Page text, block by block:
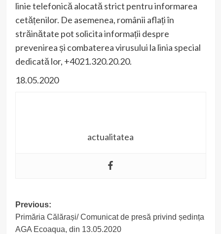
linie telefonică alocată strict pentru informarea
cetățenilor. De asemenea, românii aflați în
străinătate pot solicita informații despre
prevenirea și combaterea virusului la linia special
dedicată lor, +4021.320.20.20.
18.05.2020
actualitatea
Post
navigation
Previous:
Primăria Călărași/ Comunicat de presă privind ședința
AGA Ecoaqua, din 13.05.2020